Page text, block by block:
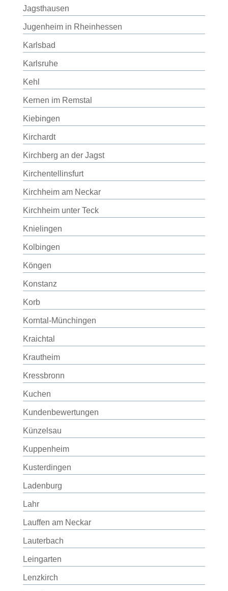
Jagsthausen
Jugenheim in Rheinhessen
Karlsbad
Karlsruhe
Kehl
Kernen im Remstal
Kiebingen
Kirchardt
Kirchberg an der Jagst
Kirchentellinsfurt
Kirchheim am Neckar
Kirchheim unter Teck
Knielingen
Kolbingen
Köngen
Konstanz
Korb
Korntal-Münchingen
Kraichtal
Krautheim
Kressbronn
Kuchen
Kundenbewertungen
Künzelsau
Kuppenheim
Kusterdingen
Ladenburg
Lahr
Lauffen am Neckar
Lauterbach
Leingarten
Lenzkirch